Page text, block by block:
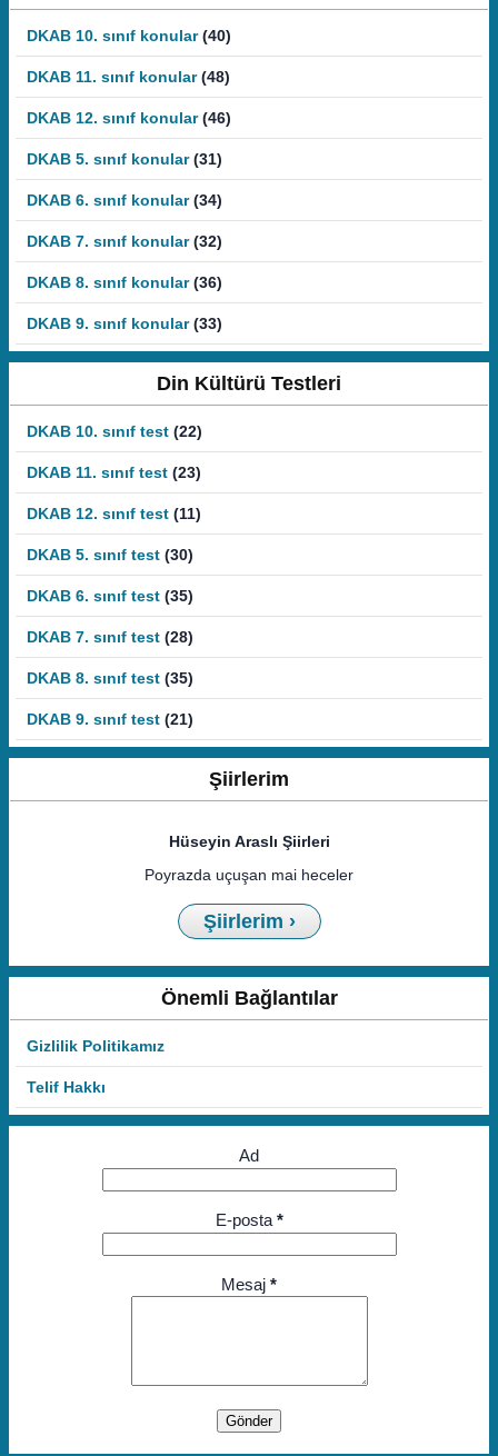
DKAB 10. sınıf konular (40)
DKAB 11. sınıf konular (48)
DKAB 12. sınıf konular (46)
DKAB 5. sınıf konular (31)
DKAB 6. sınıf konular (34)
DKAB 7. sınıf konular (32)
DKAB 8. sınıf konular (36)
DKAB 9. sınıf konular (33)
Din Kültürü Testleri
DKAB 10. sınıf test (22)
DKAB 11. sınıf test (23)
DKAB 12. sınıf test (11)
DKAB 5. sınıf test (30)
DKAB 6. sınıf test (35)
DKAB 7. sınıf test (28)
DKAB 8. sınıf test (35)
DKAB 9. sınıf test (21)
Şiirlerim
Hüseyin Araslı Şiirleri
Poyrazda uçuşan mai heceler
Şiirlerim ›
Önemli Bağlantılar
Gizlilik Politikamız
Telif Hakkı
Ad
E-posta *
Mesaj *